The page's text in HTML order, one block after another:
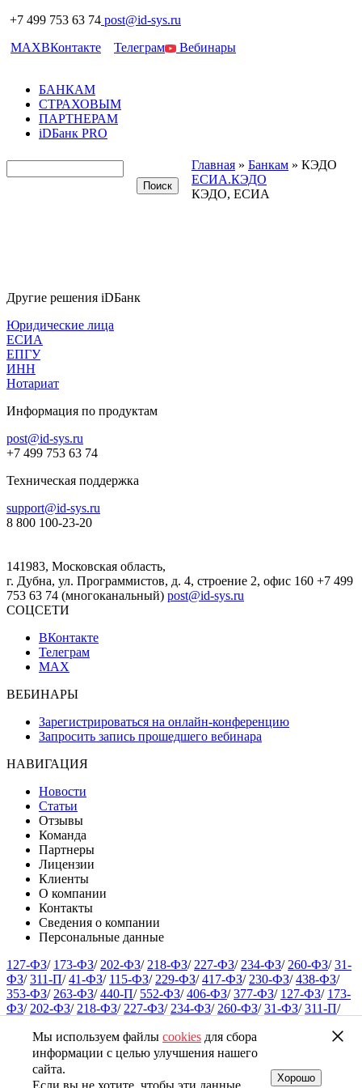
+7 499 753 63 74 post@id-sys.ru
MAXВКонтакте Телеграм Вебинары
БАНКАМ
СТРАХОВЫМ
ПАРТНЕРАМ
iDБанк PRO
Главная » Банкам » КЭДО
ЕСИА.КЭДО
КЭДО, ЕСИА
Другие решения iDБанк
Юридические лица
ЕСИА
ЕПГУ
ИНН
Нотариат
Информация по продуктам
post@id-sys.ru
+7 499 753 63 74
Техническая поддержка
support@id-sys.ru
8 800 100-23-20
141983, Московская область,
г. Дубна, ул. Программистов, д. 4, строение 2, офис 160 +7 499
753 63 74 (многоканальный) post@id-sys.ru
СОЦСЕТИ
ВКонтакте
Телеграм
MAX
ВЕБИНАРЫ
Зарегистрироваться на онлайн-конференцию
Запросить запись прошедшего вебинара
НАВИГАЦИЯ
Новости
Статьи
Отзывы
Команда
Партнеры
Лицензии
Клиенты
О компании
Контакты
Сведения о компании
Персональные данные
127-ФЗ/ 173-ФЗ/ 202-ФЗ/ 218-ФЗ/ 227-ФЗ/ 234-ФЗ/ 260-ФЗ/ 31-
ФЗ/ 311-П/ 41-ФЗ/ 115-ФЗ/ 229-ФЗ/ 417-ФЗ/ 230-ФЗ/ 438-ФЗ/
353-ФЗ/ 263-ФЗ/ 440-П/ 552-ФЗ/ 406-ФЗ/ 377-ФЗ/ 127-ФЗ/ 173-
ФЗ/ 202-ФЗ/ 218-ФЗ/ 227-ФЗ/ 234-ФЗ/ 260-ФЗ/ 31-ФЗ/ 311-П/
440-П/ 552-ФЗ/ 406-ФЗ/ 377-ФЗ / 127-ФЗ/ 202-ФЗ
218-ФЗ/ 227-ФЗ/ 234-ФЗ/ 260-ФЗ/ 31-ФЗ/ 311-П
229-ФЗ 263-ФЗ/ 440-П
552-ФЗ/ 406-ФЗ/ 377-ФЗ / 127-ФЗ/ 173-ФЗ/ 202-ФЗ/ 218-ФЗ
Мы используем файлы cookies для сбора
информации с целью улучшения нашего
сайта.
Если вы не хотите, чтобы эти данные
Хорошо